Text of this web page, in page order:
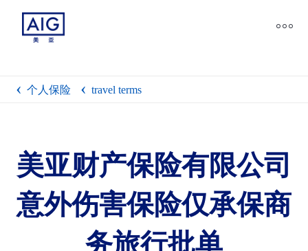
个人保险 travel terms
美亚财产保险有限公司
意外伤害保险仅承保商
务旅行批单